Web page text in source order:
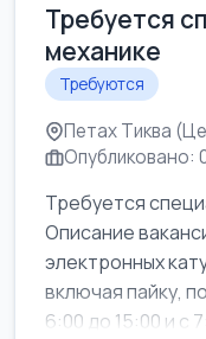
Требуется
механике
Требуются
Петах Тиква
Опубликовано:
Требуется
Описание
электронных
включая пайку,
6:00 до 15:00 и с